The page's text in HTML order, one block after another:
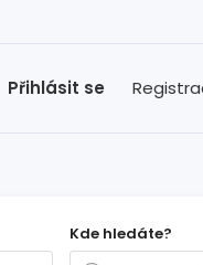
Přihlásit se
Kde hledáte?